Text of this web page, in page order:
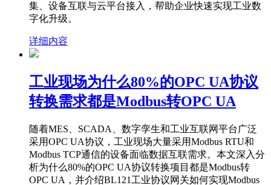
集、设备互联与云平台接入，帮助企业快速实现工业数
字化升级。
详细内容
工业现场为什么80%的OPC UA协议
转换需求都是Modbus转OPC UA
随着MES、SCADA、数字孪生和工业互联网平台广泛
采用OPC UA协议，工业现场大量采用Modbus RTU和
Modbus TCP通信的设备面临数据互联需求。本文深入分
析为什么80%的OPC UA协议转换项目都是Modbus转
OPC UA，并介绍BL121工业协议网关如何实现Modbus